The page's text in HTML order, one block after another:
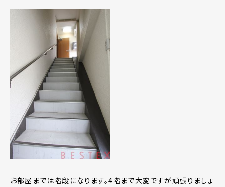
お部屋までは階段になります。4階まで大変ですが頑張りましょ